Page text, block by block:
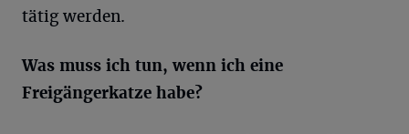
tätig werden.
Was muss ich tun, wenn ich eine
Freigängerkatze habe?